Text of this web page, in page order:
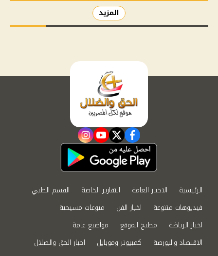
المزيد
facebook
twitter
youtube
instagram
الرئيسية الاخبار العامة التقارير الخاصة
القسم الطبي
فيديوهات متنوعة
اخبار الفن
منوعات مسيحية
اخبار الرياضة
مطبخ الموقع
مواضيع عامة
الاقتصاد والبورصة
كمبيوتر وموبايل
اخبار الحق والضلال